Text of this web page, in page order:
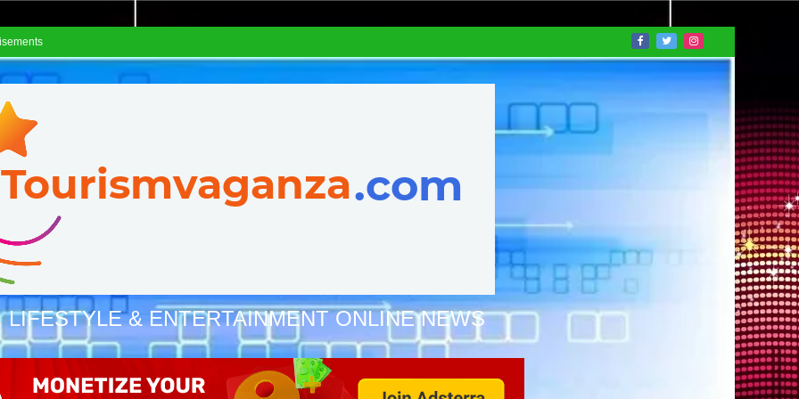
LIFESTYLE & ENTERTAINMENT ONLINE NEWS